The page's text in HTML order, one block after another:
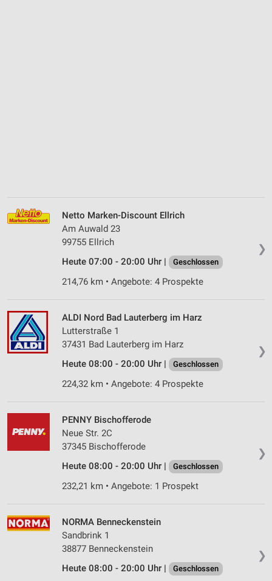
❯
Netto Marken-Discount Ellrich
Am Auwald 23
99755 Ellrich
Heute 07:00 - 20:00 Uhr |
Geschlossen
214,76 km • Angebote: 4 Prospekte
❯
ALDI Nord Bad Lauterberg im Harz
Lutterstraße 1
37431 Bad Lauterberg im Harz
Heute 08:00 - 20:00 Uhr |
Geschlossen
224,32 km • Angebote: 4 Prospekte
❯
PENNY Bischofferode
Neue Str. 2C
37345 Bischofferode
Heute 08:00 - 20:00 Uhr |
Geschlossen
232,21 km • Angebote: 1 Prospekt
❯
NORMA Benneckenstein
Sandbrink 1
38877 Benneckenstein
Heute 08:00 - 20:00 Uhr |
Geschlossen